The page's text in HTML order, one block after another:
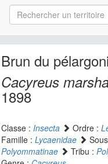
Brun du
Cacyreus
1898
Classe : Insecta Ordre :
Famille : Lycaenidae
Polyommatinae
Tribu :